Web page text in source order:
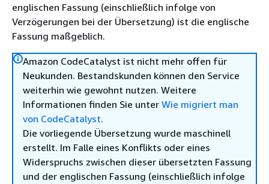
englischen Fassung (einschließlich infolge von
Verzögerungen bei der Übersetzung) ist die englische
Fassung maßgeblich.
Amazon CodeCatalyst ist nicht mehr offen für
Neukunden. Bestandskunden können den Service
weiterhin wie gewohnt nutzen. Weitere
Informationen finden Sie unter Wie migriert man
von CodeCatalyst.
Die vorliegende Übersetzung wurde maschinell
erstellt. Im Falle eines Konflikts oder eines
Widerspruchs zwischen dieser übersetzten Fassung
und der englischen Fassung (einschließlich infolge